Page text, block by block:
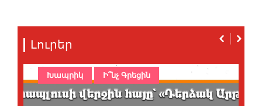
Լուրեր
Խապրիկ Ի՞նչ Գրեցին